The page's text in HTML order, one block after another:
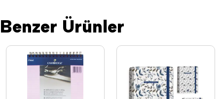
Benzer Ürünler